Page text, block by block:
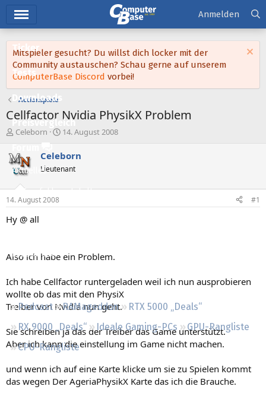
Ticker
Tests
Downloads
Preisvergleich
Forum
Aktuelles
Empfohlene Inhalte
Leserartikel
Podcast RAMageddon
RTX 5000 „Deals“
RX 9000 „Deals“
Ideale Gaming-PCs
GPU-Rangliste
CPU-Rangliste
Anmelden
Mitspieler gesucht? Du willst dich locker mit der
Community austauschen? Schau gerne auf unserem
ComputerBase Discord vorbei!
Actionspiele
Cellfactor Nvidia PhysikX Problem
E
r
s
t
e
e
r
Celeborn
E
s
e
t
14. August 2008
Celeborn
Lieutenant
14. August 2008 #1
Hy @ all
Also ich habe ein Problem.
Ich habe Cellfactor runtergeladen weil ich nun ausprobieren
wollte ob das mit den PhysiX
Treiber von Nvidia nun geht.
Sie schreiben ja das der Treiber das Game unterstützt.
Aber ich kann die einstellung im Game nicht machen.
und wenn ich auf eine Karte klicke um sie zu Spielen kommt
das wegen Der AgeriaPhysikX Karte das ich die Brauche.